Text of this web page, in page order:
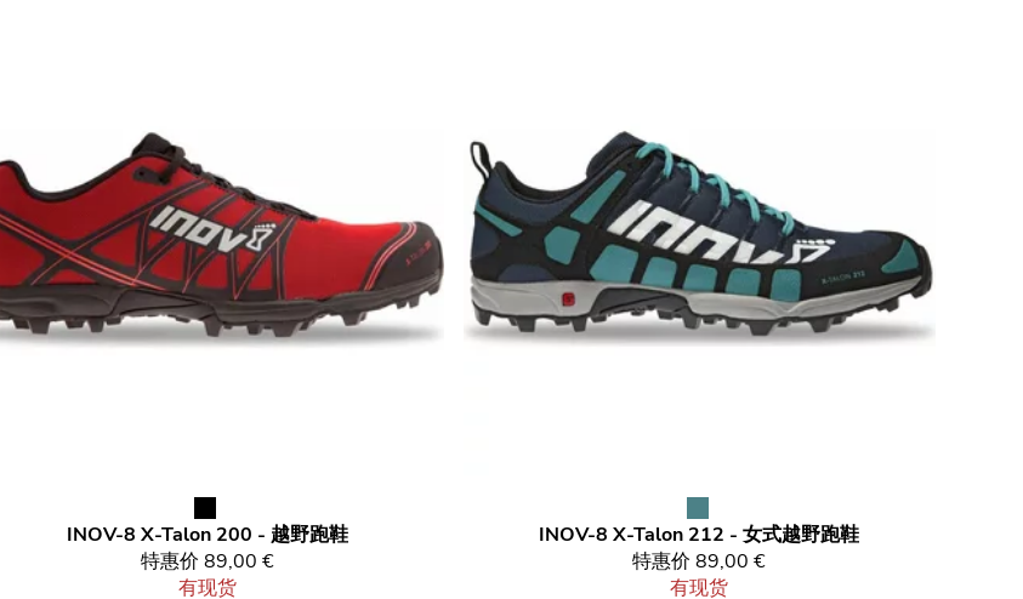
INOV-8 X-Talon 200 - 越野跑鞋
特惠价 89,00 €
有现货
INOV-8 X-Talon 212 - 女式越野跑鞋
特惠价 89,00 €
有现货